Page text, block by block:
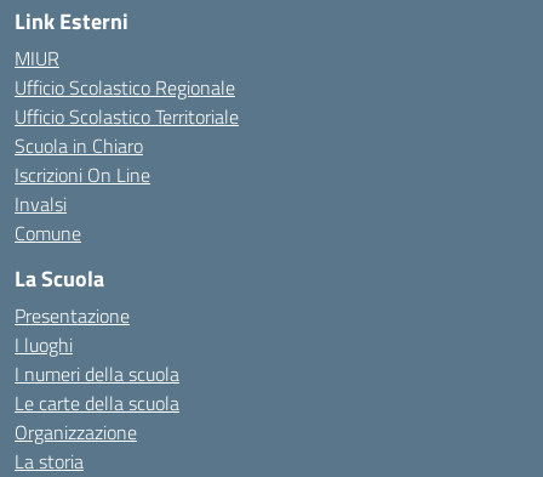
Link Esterni
MIUR
Ufficio Scolastico Regionale
Ufficio Scolastico Territoriale
Scuola in Chiaro
Iscrizioni On Line
Invalsi
Comune
La Scuola
Presentazione
I luoghi
I numeri della scuola
Le carte della scuola
Organizzazione
La storia